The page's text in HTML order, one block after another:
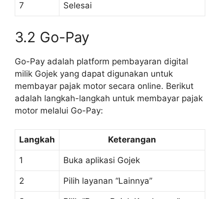
7 Selesai
3.2 Go-Pay
Go-Pay adalah platform pembayaran digital
milik Gojek yang dapat digunakan untuk
membayar pajak motor secara online. Berikut
adalah langkah-langkah untuk membayar pajak
motor melalui Go-Pay:
Langkah Keterangan
1 Buka aplikasi Gojek
2 Pilih layanan “Lainnya”